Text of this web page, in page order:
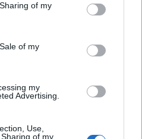
of my
of my
my
Advertising.
Use,
of my